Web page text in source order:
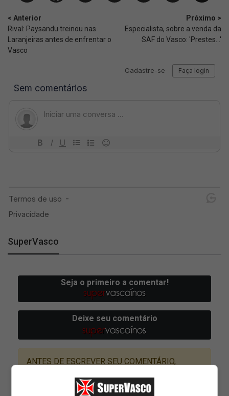
< Anterior
Rival: Paysandu treinou nas
Laranjeiras antes de enfrentar o
Vasco
Próximo >
Especialista, sobre a venda da
SAF do Vasco: 'Prestes...'
SuperVasco